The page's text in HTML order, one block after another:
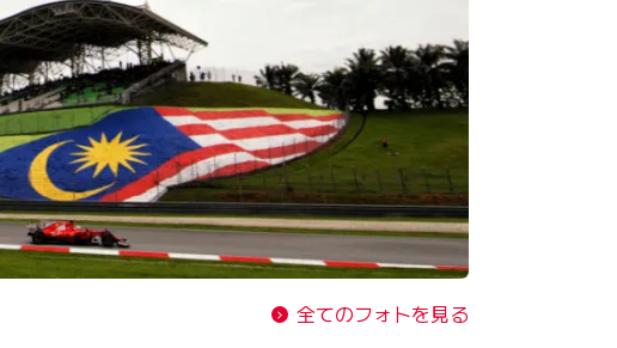
全てのフォトを見る